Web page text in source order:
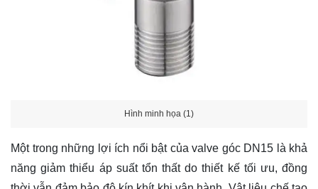
Hình minh họa (1)
Một trong những lợi ích nổi bật của valve góc DN15 là khả
năng giảm thiểu áp suất tổn thất do thiết kế tối ưu, đồng